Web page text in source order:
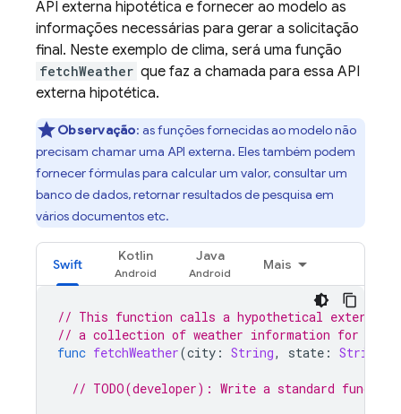
API externa hipotética e fornecer ao modelo as
informações necessárias para gerar a solicitação
final. Neste exemplo de clima, será uma função
fetchWeather que faz a chamada para essa API
externa hipotética.
Observação: as funções fornecidas ao modelo não
precisam chamar uma API externa. Eles também podem
fornecer fórmulas para calcular um valor, consultar um
banco de dados, retornar resultados de pesquisa em
vários documentos etc.
Swift
Kotlin Java
Mais
// This function calls a hypothetical external
// a collection of weather information for a
func fetchWeather(city : String, state : String
// TODO(developer): Write a standard